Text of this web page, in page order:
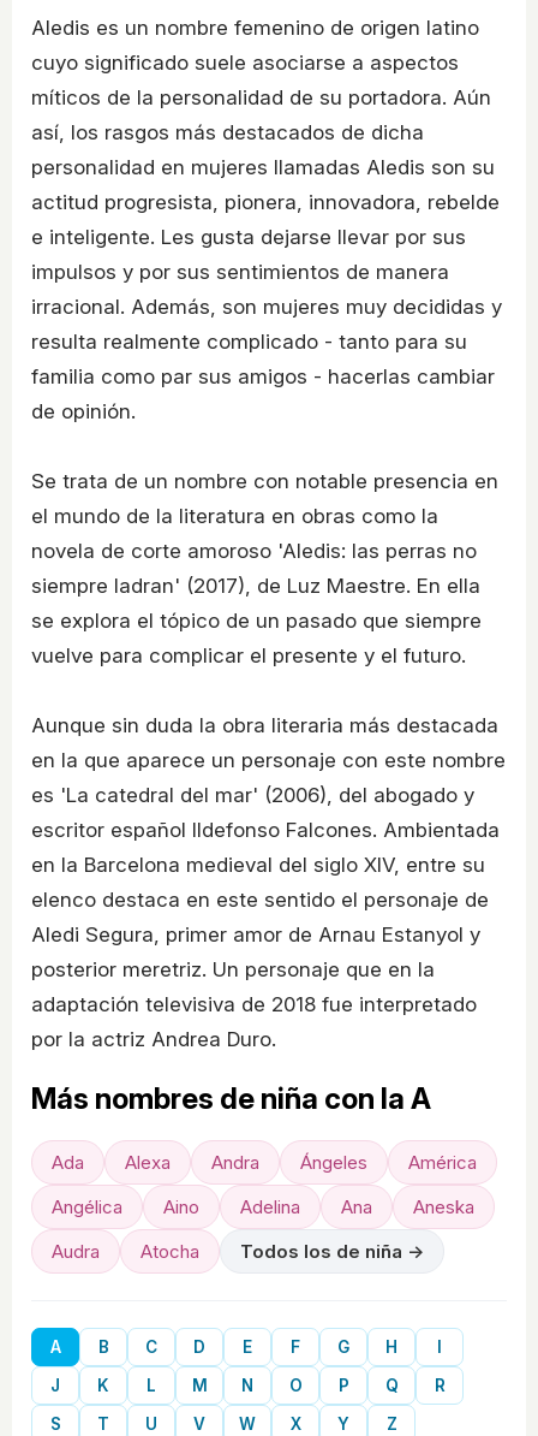
Aledis es un nombre femenino de origen latino
cuyo significado suele asociarse a aspectos
míticos de la personalidad de su portadora. Aún
así, los rasgos más destacados de dicha
personalidad en mujeres llamadas Aledis son su
actitud progresista, pionera, innovadora, rebelde
e inteligente. Les gusta dejarse llevar por sus
impulsos y por sus sentimientos de manera
irracional. Además, son mujeres muy decididas y
resulta realmente complicado - tanto para su
familia como par sus amigos - hacerlas cambiar
de opinión.
Se trata de un nombre con notable presencia en
el mundo de la literatura en obras como la
novela de corte amoroso 'Aledis: las perras no
siempre ladran' (2017), de Luz Maestre. En ella
se explora el tópico de un pasado que siempre
vuelve para complicar el presente y el futuro.
Aunque sin duda la obra literaria más destacada
en la que aparece un personaje con este nombre
es 'La catedral del mar' (2006), del abogado y
escritor español Ildefonso Falcones. Ambientada
en la Barcelona medieval del siglo XIV, entre su
elenco destaca en este sentido el personaje de
Aledi Segura, primer amor de Arnau Estanyol y
posterior meretriz. Un personaje que en la
adaptación televisiva de 2018 fue interpretado
por la actriz Andrea Duro.
Más nombres de niña con la A
Ada Alexa Andra Ángeles
América
Angélica
Aino Adelina Ana
Aneska
Audra
Atocha Todos los de niña →
A B C D E F G H
J
K L M N O P Q
R
S
T U V W X Y Z